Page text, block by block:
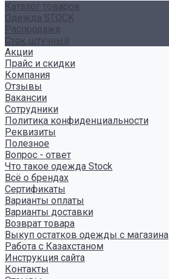
Каталог товаров
Одежда STOCK
Распродажа
Сток штучный
Акции
Прайс и скидки
Компания
Отзывы
Вакансии
Сотрудники
Политика конфиденциальности
Реквизиты
Полезное
Вопрос - ответ
Что такое одежда Stock
Всё о брендах
Сертификаты
Варианты оплаты
Варианты доставки
Возврат товара
Выкуп остатков одежды с магазина
Работа с Казахстаном
Инструкция сайта
Контакты